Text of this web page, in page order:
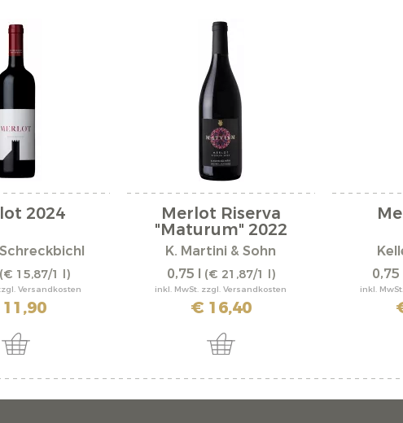
2024
(€ 15,87/1 l)
Versandkosten
Merlot Riserva
"Maturum" 2022
K. Martini & Sohn
0,75 l (€ 21,87/1 l)
inkl. MwSt. zzgl. Versandkosten
€ 16,40
0,75
inkl.